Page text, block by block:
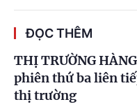
ĐỌC THÊM
THỊ TRƯỜNG
phiên thứ ba liên
thị trường